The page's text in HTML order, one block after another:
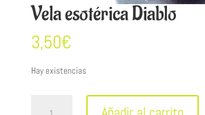
Vela esotérica Diablo
3,50€
Hay existencias